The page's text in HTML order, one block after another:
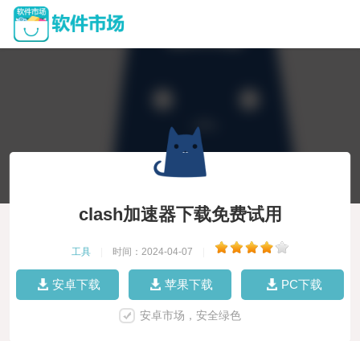
clash加速器下载免费试用
工具 时间：2024-04-07
安卓下载 苹果下载 PC下载
安卓市场，安全绿色